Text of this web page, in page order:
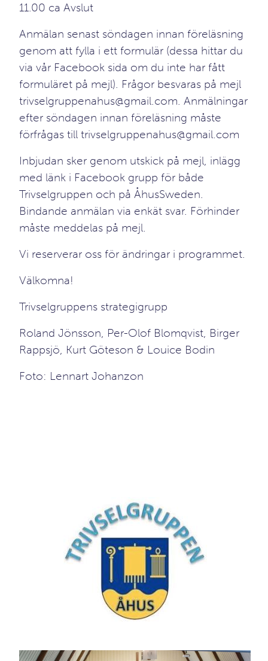
11.00 ca Avslut
Anmälan senast söndagen innan föreläsning
genom att fylla i ett formulär (dessa hittar du
via vår Facebook sida om du inte har fått
formuläret på mejl). Frågor besvaras på mejl
trivselgruppenahus@gmail.com. Anmälningar
efter söndagen innan föreläsning måste
förfrågas till trivselgruppenahus@gmail.com
Inbjudan sker genom utskick på mejl, inlägg
med länk i Facebook grupp för både
Trivselgruppen och på ÅhusSweden.
Bindande anmälan via enkät svar. Förhinder
måste meddelas på mejl.
Vi reserverar oss för ändringar i programmet.
Välkomna!
Trivselgruppens strategigrupp
Roland Jönsson, Per-Olof Blomqvist, Birger
Rappsjö, Kurt Göteson & Louice Bodin
Foto: Lennart Johanzon